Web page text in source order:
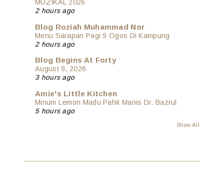
MUZIKAL 2026
2 hours ago
Blog Roziah Muhammad Nor
Menu Sarapan Pagi 9 Ogos Di Kampung
2 hours ago
Blog Begins At Forty
August 9, 2026
3 hours ago
Amie's Little Kitchen
Minum Lemon Madu Pahit Manis Dr. Bazrul
5 hours ago
Show All